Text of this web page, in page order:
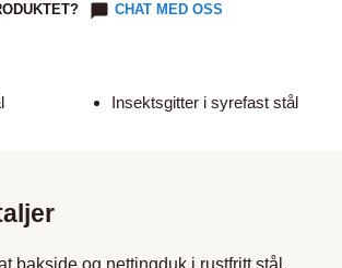
CHAT MED OSS
Insektsgitter i syrefast stål